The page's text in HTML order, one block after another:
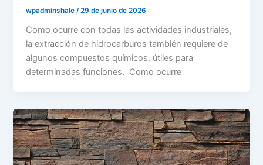
wpadminshale/29 de junio de 2026
Como ocurre con todas las actividades industriales,
la extracción de hidrocarburos también requiere de
algunos compuestos químicos, útiles para
determinadas funciones. Como ocurre